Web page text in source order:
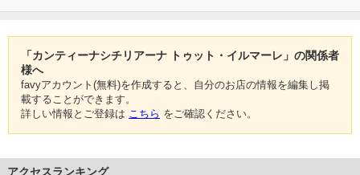
「カンティーナシチリアーナ トゥット・イルマーレ」の関係者
様へ
favyアカウント(無料)を作成すると、自分のお店の情報を編集し掲
載することができます。
詳しい情報とご登録は こちら をご確認ください。
アクセスランキング